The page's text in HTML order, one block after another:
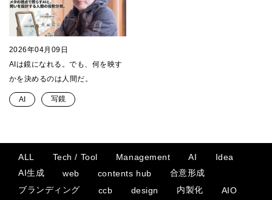
2026年04月09日
AIは鏡になれる。でも、何を映す
かを決めるのは人間だ。
AI 写鏡
ALL Tech / Tool Management AI
Idea
AI生成
web contents hub
合意形成
ブランディング
ccb design 内製化
AIO